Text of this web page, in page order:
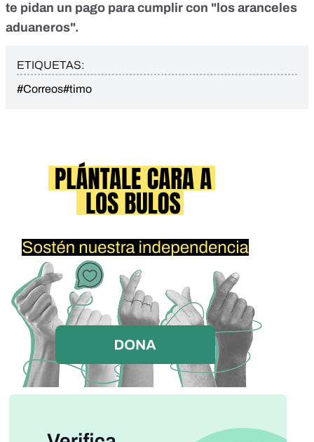
te pidan un pago para cumplir con "los aranceles
aduaneros".
ETIQUETAS:
#Correos#timo